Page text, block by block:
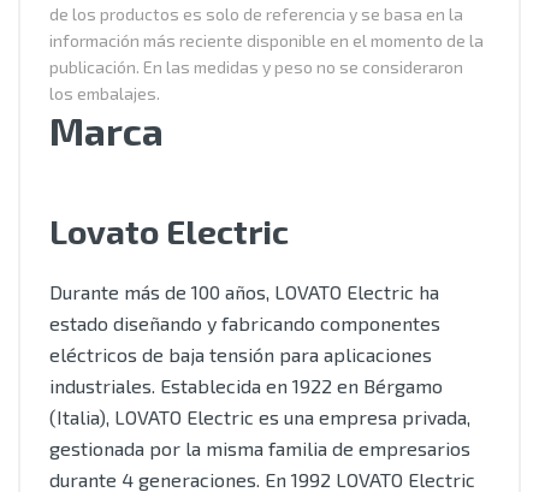
de los productos es solo de referencia y se basa en la
información más reciente disponible en el momento de la
publicación. En las medidas y peso no se consideraron
los embalajes.
Marca
Lovato Electric
Durante más de 100 años, LOVATO Electric ha
estado diseñando y fabricando componentes
eléctricos de baja tensión para aplicaciones
industriales. Establecida en 1922 en Bérgamo
(Italia), LOVATO Electric es una empresa privada,
gestionada por la misma familia de empresarios
durante 4 generaciones. En 1992 LOVATO Electric